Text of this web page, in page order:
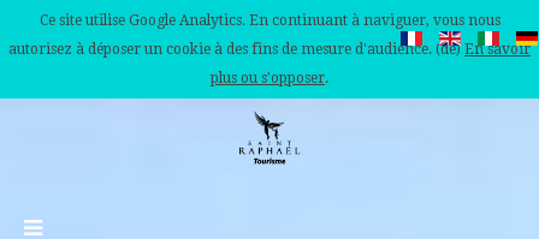
Ce site utilise Google Analytics. En continuant à naviguer, vous nous
autorisez à déposer un cookie à des fins de mesure d'audience. (de) En savoir
plus ou s'opposer.